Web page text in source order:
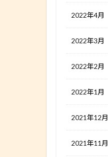
2022年4月
2022年3月
2022年2月
2022年1月
2021年12月
2021年11月